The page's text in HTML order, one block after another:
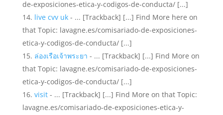
de-exposiciones-etica-y-codigos-de-conducta/ [...]
live cvv uk- ... [Trackback] [...] Find More here on
that Topic: lavagne.es/comisariado-de-exposiciones-
etica-y-codigos-de-conducta/ [...]
ล่องเรือเจ้าพระยา - ... [Trackback] [...] Find More on
that Topic: lavagne.es/comisariado-de-exposiciones-
etica-y-codigos-de-conducta/ [...]
visit- ... [Trackback] [...] Find More on that Topic:
lavagne.es/comisariado-de-exposiciones-etica-y-